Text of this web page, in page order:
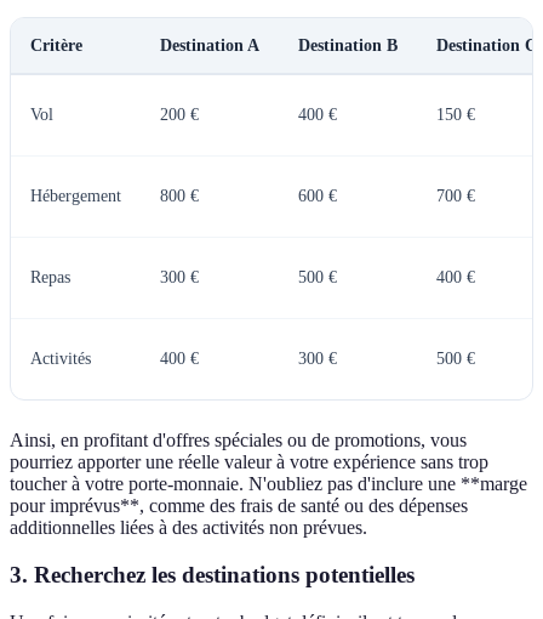
Critère Destination A Destination B Destination C
Vol 200 € 400 € 150 €
Hébergement 800 € 600 € 700 €
Repas 300 € 500 € 400 €
Activités 400 € 300 € 500 €
Ainsi, en profitant d'offres spéciales ou de promotions, vous
pourriez apporter une réelle valeur à votre expérience sans trop
toucher à votre porte-monnaie. N'oubliez pas d'inclure une **marge
pour imprévus**, comme des frais de santé ou des dépenses
additionnelles liées à des activités non prévues.
3. Recherchez les destinations potentielles